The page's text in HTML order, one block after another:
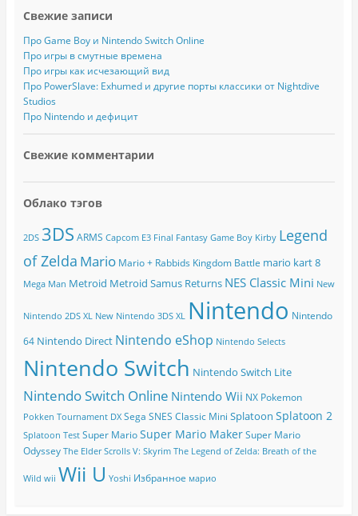
а
д
р
е
с
Свежие записи
Про Game Boy и Nintendo Switch Online
Про игры в смутные времена
Про игры как исчезающий вид
Про PowerSlave: Exhumed и другие порты классики от Nightdive
Studios
Про Nintendo и дефицит
Свежие комментарии
Облако тэгов
2DS 3DS ARMS Capcom E3 Final Fantasy Game Boy Kirby Legend
of Zelda Mario Mario + Rabbids Kingdom Battle mario kart 8
Mega Man Metroid Metroid Samus Returns NES Classic Mini New
Nintendo 2DS XL New Nintendo 3DS XL Nintendo Nintendo
64 Nintendo Direct Nintendo eShop Nintendo Selects
Nintendo Switch Nintendo Switch Lite
Nintendo Switch Online Nintendo Wii NX Pokemon
Pokken Tournament DX Sega SNES Classic Mini Splatoon Splatoon 2
Splatoon Test Super Mario Super Mario Maker Super Mario
Odyssey The Elder Scrolls V: Skyrim The Legend of Zelda: Breath of the
Wild wii Wii U Yoshi Избранное марио